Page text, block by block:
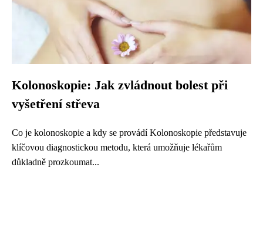
Kolonoskopie: Jak zvládnout bolest při
vyšetření střeva
Co je kolonoskopie a kdy se provádí Kolonoskopie představuje
klíčovou diagnostickou metodu, která umožňuje lékařům
důkladně prozkoumat...